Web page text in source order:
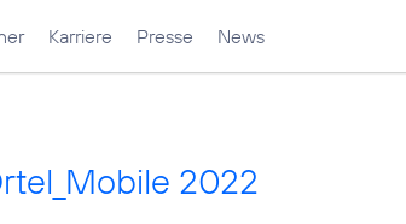
Karriere Presse News
2022